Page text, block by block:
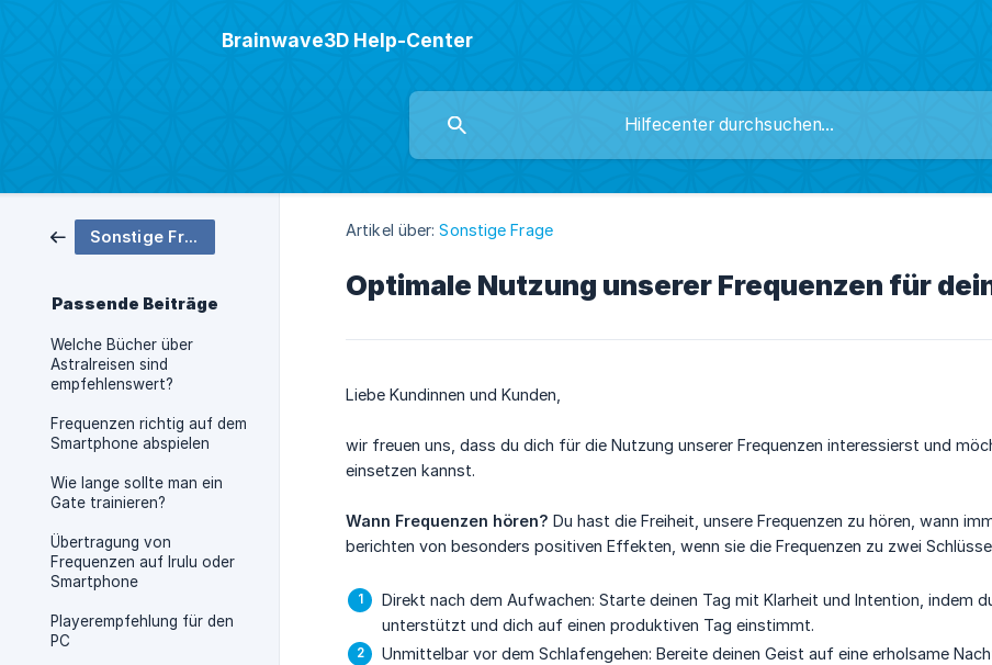
Brainwave3D Help-Center
Sonstige Frage
Passende Beiträge
Welche Bücher über
Astralreisen sind
empfehlenswert?
Frequenzen richtig auf dem
Smartphone abspielen
Wie lange sollte man ein
Gate trainieren?
Übertragung von
Frequenzen auf Irulu oder
Smartphone
Playerempfehlung für den
PC
Artikel über: Sonstige Frage
Optimale Nutzung unserer Frequenzen für
Liebe Kundinnen und Kunden,
wir freuen uns, dass du dich für die Nutzung unserer Frequenzen interessierst und
einsetzen kannst.
Wann Frequenzen hören? Du hast die Freiheit, unsere Frequenzen zu hören, wann
berichten von besonders positiven Effekten, wenn sie die Frequenzen zu zwei
Direkt nach dem Aufwachen: Starte deinen Tag mit Klarheit und Intention, indem
unterstützt und dich auf einen produktiven Tag einstimmt.
Unmittelbar vor dem Schlafengehen: Bereite deinen Geist auf eine erholsame